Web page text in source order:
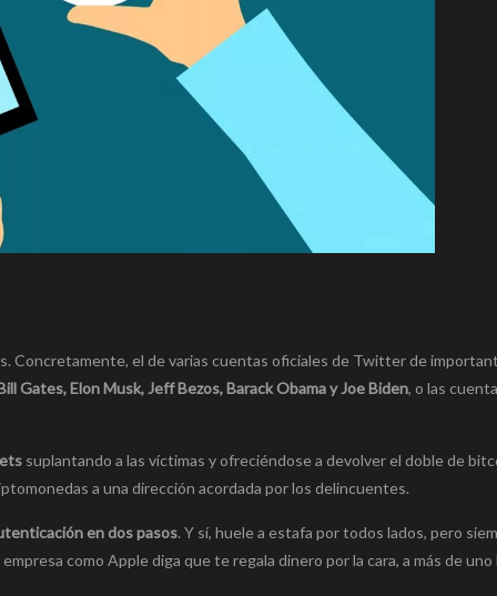
Concretamente, el de varias cuentas oficiales de Twitter de
Gates, Elon Musk, Jeff Bezos, Barack Obama y Joe Biden, o las
suplantando a las víctimas y ofreciéndose a devolver el doble de
a una dirección acordada por los delincuentes.
en dos pasos. Y sí, huele a estafa por todos lados, pero
como Apple diga que te regala dinero por la cara, a más de uno